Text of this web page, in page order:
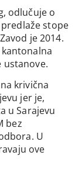
odlučuje o
stope
je 2014.
ustanove.
krivična
jer je,
u Sarajevu
bez
U
ove